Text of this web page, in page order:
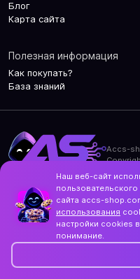
Блог
Карта сайта
Полезная информация
Как покупать?
База знаний
Accs-
Политика использования
Контакты и актуальный адрес
Structo
Дизайн и разработка
Наш веб-сайт
сайта accs-
использования
настройки cookies
понимание.